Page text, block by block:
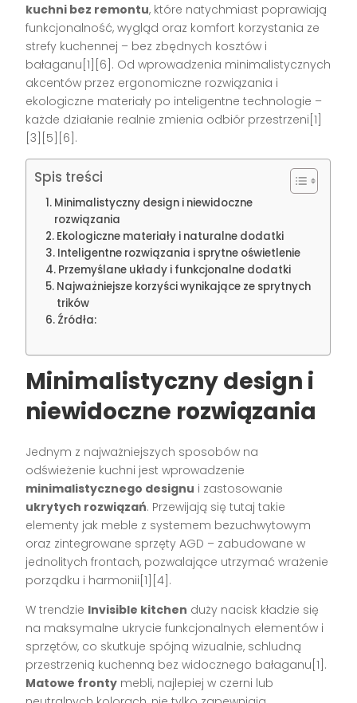
kuchni bez remontu, które natychmiast poprawiają
funkcjonalność, wygląd oraz komfort korzystania ze
strefy kuchennej – bez zbędnych kosztów i
bałaganu[1][6]. Od wprowadzenia minimalistycznych
akcentów przez ergonomiczne rozwiązania i
ekologiczne materiały po inteligentne technologie –
każde działanie realnie zmienia odbiór przestrzeni[1]
[3][5][6].
Spis treści
Minimalistyczny design i niewidoczne
rozwiązania
Ekologiczne materiały i naturalne dodatki
Inteligentne rozwiązania i sprytne oświetlenie
Przemyślane układy i funkcjonalne dodatki
Najważniejsze korzyści wynikające ze sprytnych
trików
Źródła:
Minimalistyczny design i
niewidoczne rozwiązania
Jednym z najważniejszych sposobów na
odświeżenie kuchni jest wprowadzenie
minimalistycznego designu i zastosowanie
ukrytych rozwiązań. Przewijają się tutaj takie
elementy jak meble z systemem bezuchwytowym
oraz zintegrowane sprzęty AGD – zabudowane w
jednolitych frontach, pozwalające utrzymać wrażenie
porządku i harmonii[1][4].
W trendzie Invisible kitchen duży nacisk kładzie się
na maksymalne ukrycie funkcjonalnych elementów i
sprzętów, co skutkuje spójną wizualnie, schludną
przestrzenią kuchenną bez widocznego bałaganu[1].
Matowe fronty mebli, najlepiej w czerni lub